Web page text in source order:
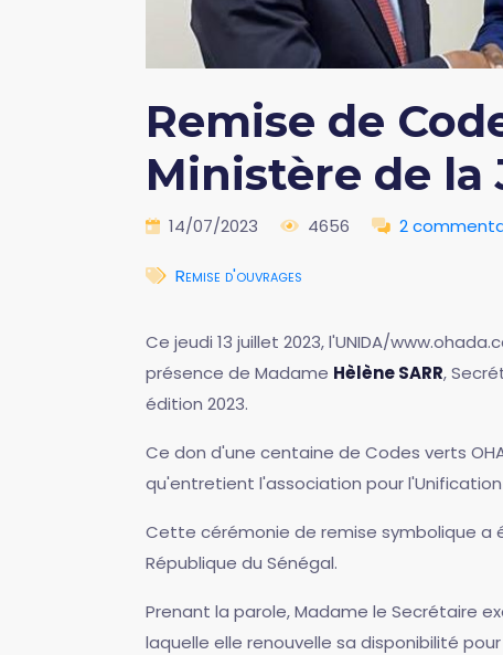
Remise de
Ministère de la
14/07/2023 4656 2
Remise d'ouvrages
Ce jeudi 13 juillet 2023, l'UNIDA/
présence de Madame Hèlène SARR,
édition 2023.
Ce don d'une centaine de Codes verts
qu'entretient l'association pour l'Unification
Cette cérémonie de remise symbolique a
République du Sénégal.
Prenant la parole, Madame le Secrétaire
laquelle elle renouvelle sa disponibilité